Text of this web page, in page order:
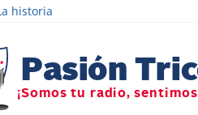
historia